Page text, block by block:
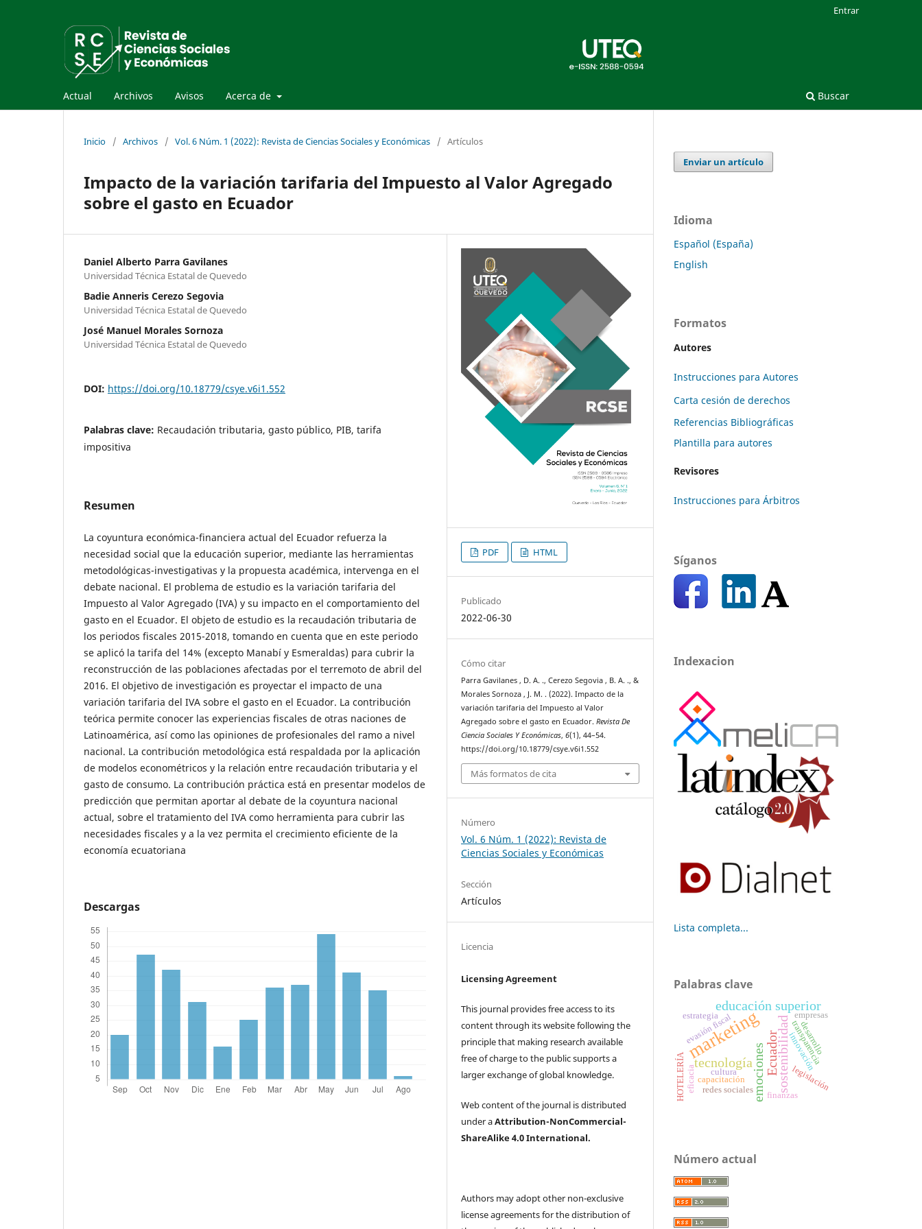
Actual Archivos Avisos Acerca de Buscar
Entrar
Inicio / Archivos / Vol. 6 Núm. 1 (2022): Revista de Ciencias Sociales y Económicas / Artículos
Impacto de la variación tarifaria del Impuesto al Valor Agregado
sobre el gasto en Ecuador
Daniel Alberto Parra Gavilanes
Universidad Técnica Estatal de Quevedo
Badie Anneris Cerezo Segovia
Universidad Técnica Estatal de Quevedo
José Manuel Morales Sornoza
Universidad Técnica Estatal de Quevedo
DOI: https://doi.org/10.18779/csye.v6i1.552
Palabras clave: Recaudación tributaria, gasto público, PIB, tarifa
impositiva
Resumen
La coyuntura económica-financiera actual del Ecuador refuerza la
necesidad social que la educación superior, mediante las herramientas
metodológicas-investigativas y la propuesta académica, intervenga en el
debate nacional. El problema de estudio es la variación tarifaria del
Impuesto al Valor Agregado (IVA) y su impacto en el comportamiento del
gasto en el Ecuador. El objeto de estudio es la recaudación tributaria de
los periodos fiscales 2015-2018, tomando en cuenta que en este periodo
se aplicó la tarifa del 14% (excepto Manabí y Esmeraldas) para cubrir la
reconstrucción de las poblaciones afectadas por el terremoto de abril del
2016. El objetivo de investigación es proyectar el impacto de una
variación tarifaria del IVA sobre el gasto en el Ecuador. La contribución
teórica permite conocer las experiencias fiscales de otras naciones de
Latinoamérica, así como las opiniones de profesionales del ramo a nivel
nacional. La contribución metodológica está respaldada por la aplicación
de modelos econométricos y la relación entre recaudación tributaria y el
gasto de consumo. La contribución práctica está en presentar modelos de
predicción que permitan aportar al debate de la coyuntura nacional
actual, sobre el tratamiento del IVA como herramienta para cubrir las
necesidades fiscales y a la vez permita el crecimiento eficiente de la
economía ecuatoriana
Descargas
PDF HTML
Publicado
2022-06-30
Cómo citar
Parra Gavilanes , D. A. ., Cerezo Segovia , B. A. ., &
Morales Sornoza , J. M. . (2022). Impacto de la
variación tarifaria del Impuesto al Valor
Agregado sobre el gasto en Ecuador.Revista De
Ciencia Sociales Y Económicas,6(1), 44–54.
https://doi.org/10.18779/csye.v6i1.552
Más formatos de cita
Número
Vol. 6 Núm. 1 (2022): Revista de
Ciencias Sociales y Económicas
Sección
Artículos
Licencia
Licensing Agreement
This journal provides free access to its
content through its website following the
principle that making research available
free of charge to the public supports a
larger exchange of global knowledge.
Web content of the journal is distributed
under aAttribution-NonCommercial-
ShareAlike 4.0 International.
Authors may adopt other non-exclusive
license agreements for the distribution of
Enviar un artículo
Idioma
Español (España)
English
Formatos
Autores
Instrucciones para Autores
Carta cesión de derechos
Referencias Bibliográficas
Plantilla para autores
Revisores
Instrucciones para Árbitros
Síganos
Indexacion
Lista completa...
Palabras clave
marketing
emociones sostenibilidad
educación superior
tecnología Ecuador
cultura
evasión fiscal
capacitación
estrategia
innovación
transparencia
redes sociales legislación
HOTELERÍA finanzas
desarrollo
eficacia
empresas
Número actual